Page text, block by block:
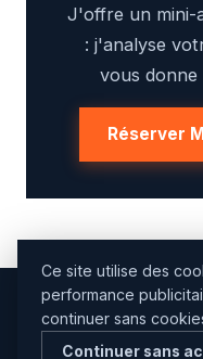
J'offre un mini-
: j'analyse
vous donne
Réserver
Ce site utilise des
performance
continuer sans
Continuer sans